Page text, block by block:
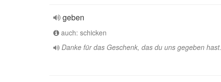
geben
auch: schicken
Danke für das Geschenk, das du uns gegeben hast.